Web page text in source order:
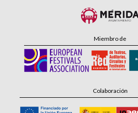
Miembro de
Colaboración